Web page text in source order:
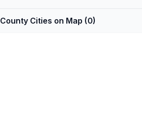
County Cities on Map (0)